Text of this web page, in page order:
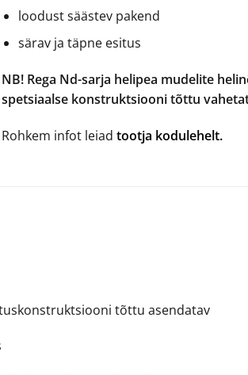
loodust säästev pakend
särav ja täpne esitus
NB! Rega Nd-sarja helipea mudelite
spetsiaalse konstruktsiooni tõttu
Rohkem infot leiadtootja kodulehelt.
tõttu asendatav